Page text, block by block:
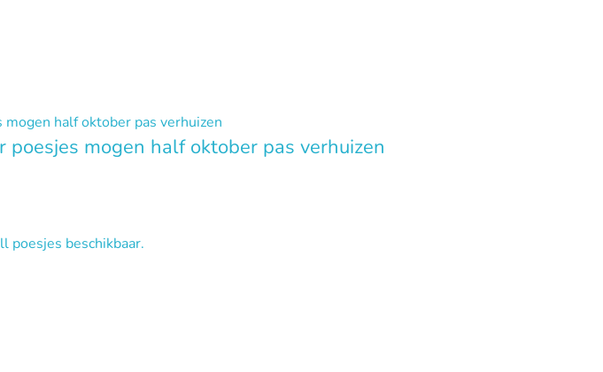
mogen half oktober pas verhuizen
poesjes beschikbaar.